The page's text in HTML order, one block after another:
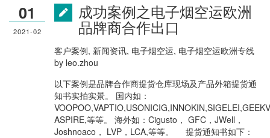
成功案例之电子烟空运欧洲
品牌商合作出口
客户案例, 新闻资讯, 电子烟空运, 电子烟空运欧洲专线
by leo.zhou
以下案例是品牌合作商提货仓库现场及产品外箱提货通
知书实拍实景。 国内如：
ASPIRE,等等。 海外如：Cigusto， GFC，JWell，
Joshnoaco， LVP，LCA,等等。 提货通知书如下：
01
2021-02